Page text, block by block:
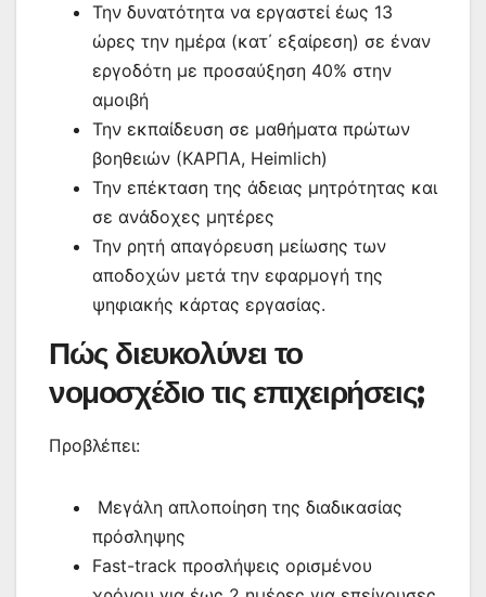
Την δυνατότητα να εργαστεί έως 13
ώρες την ημέρα (κατ΄ εξαίρεση) σε έναν
εργοδότη με προσαύξηση 40% στην
αμοιβή
Την εκπαίδευση σε μαθήματα πρώτων
βοηθειών (ΚΑΡΠΑ, Heimlich)
Την επέκταση της άδειας μητρότητας και
σε ανάδοχες μητέρες
Την ρητή απαγόρευση μείωσης των
αποδοχών μετά την εφαρμογή της
ψηφιακής κάρτας εργασίας.
Πώς διευκολύνει το
νομοσχέδιο τις επιχειρήσεις;
Προβλέπει:
Μεγάλη απλοποίηση της διαδικασίας
πρόσληψης
Fast-track προσλήψεις ορισμένου